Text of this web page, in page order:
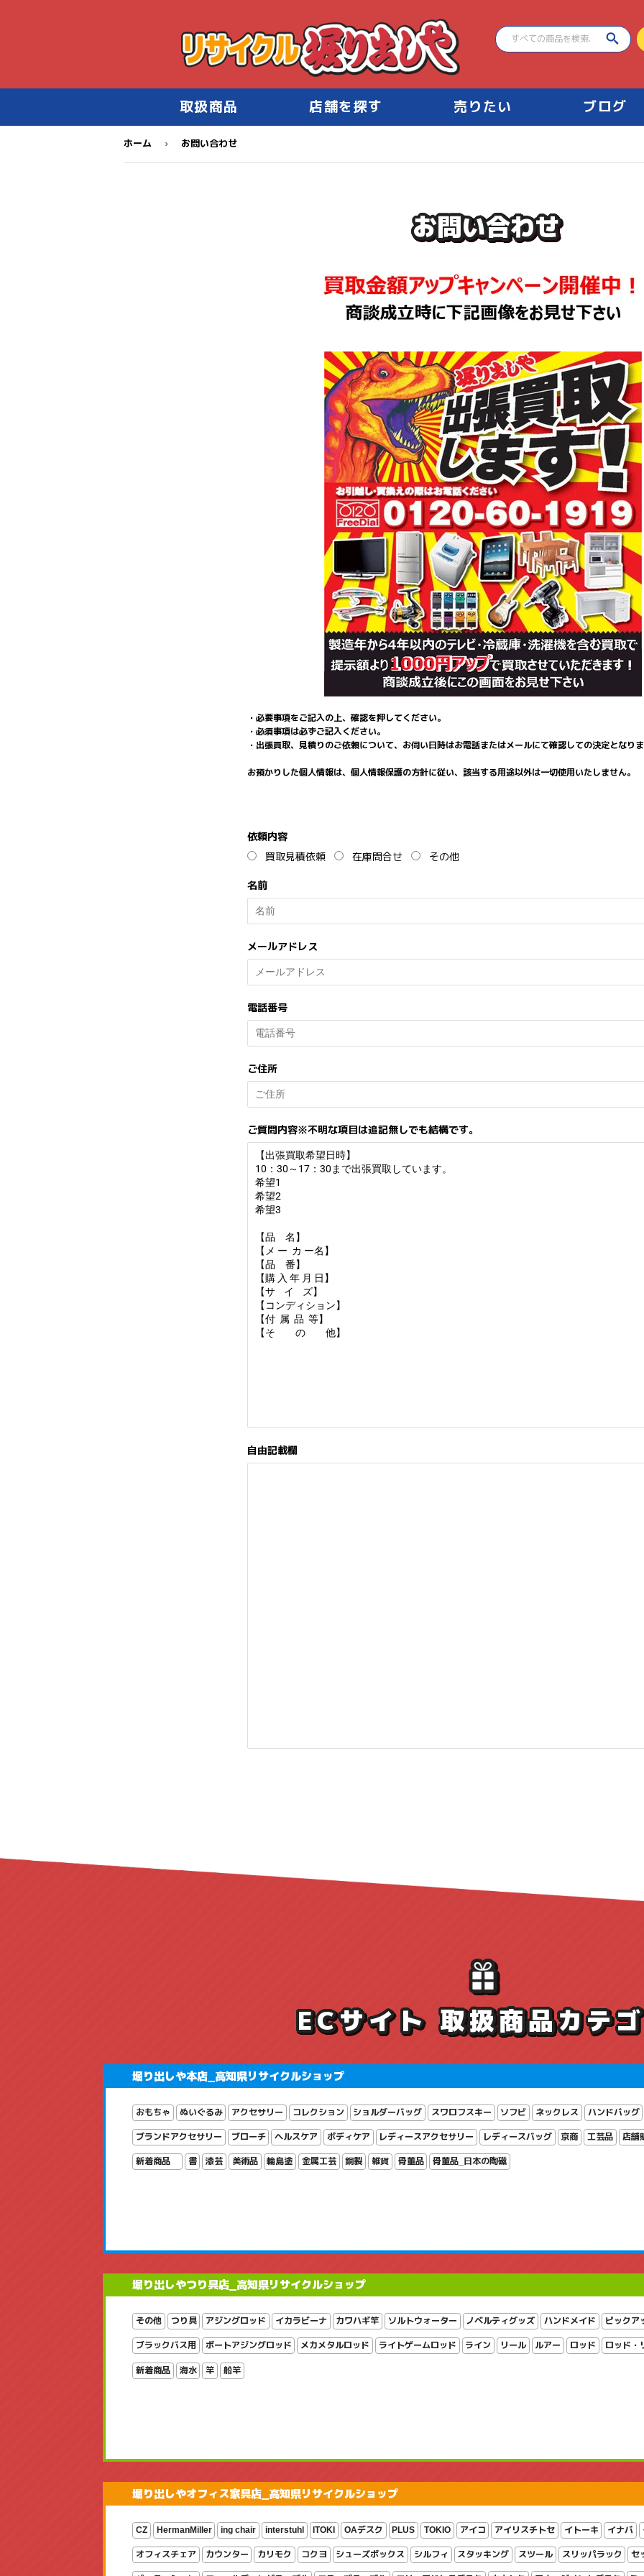
取扱商品 店舗を探す 売りたい ブログ
ホーム › お問い合わせ
お問い合わせ
・必要事項をご記入の上、確認を押してください。
・必須事項は必ずご記入ください。
・出張買取、見積りのご依頼について、お伺い日時はお電話またはメールにて確認しての決定となり
お預かりした個人情報は、個人情報保護の方針に従い、該当する用途以外は一切使用いたしません。
依頼内容
買取見積依頼
在庫問合せ その他
名前
メールアドレス
電話番号
ご住所
ご質問内容※不明な項目は追記無しでも結構です。
自由記載欄
ECサイト 取扱商品カテ
堀り出しや本店_高知県リサイクルショップ
おもちゃ ぬいぐるみ アクセサリー コレクション ショルダーバッグ スワロフスキー ソフビ ネックレス ハンドバッグ
ブランドアクセサリー ブローチ ヘルスケア ボディケア レディースアクセサリー レディースバッグ 京商 工芸品 店舗
新着商品 書 漆芸 美術品 輪島塗 金属工芸 銅製 雑貨 骨董品 骨董品_日本の陶磁
堀り出しやつり具店_高知県リサイクルショップ
その他 つり具 アジングロッド イカラビーナ カワハギ竿 ソルトウォーター ノベルティグッズ ハンドメイド ピックア
ブラックバス用 ボートアジングロッド メカメタルロッド ライトゲームロッド ライン リール ルアー ロッド ロッド・
新着商品 海水 竿 船竿
堀り出しやオフィス家具店_高知県リサイクルショップ
CZ HermanMiller ing chair interstuhl ITOKI OAデスク PLUS TOKIO アイコ アイリスチトセ イトーキ イナバ
オフィスチェア カウンター カリモク コクヨ シューズボックス シルフィ スタッキング スツール スリッパラック セ